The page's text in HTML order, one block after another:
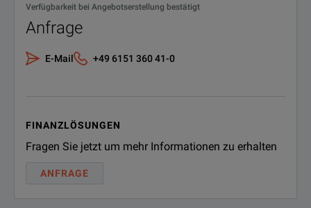
Verfügbarkeit bei Angebotserstellung bestätigt
Anfrage
E-Mail +49 6151 360 41-0
FINANZLÖSUNGEN
Fragen Sie jetzt um mehr Informationen zu erhalten
ANFRAGE